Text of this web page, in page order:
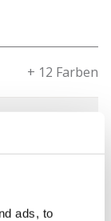
ads, to
+ 12 Farben